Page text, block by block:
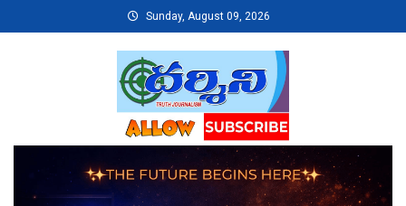
to
Sunday, August 09, 2026